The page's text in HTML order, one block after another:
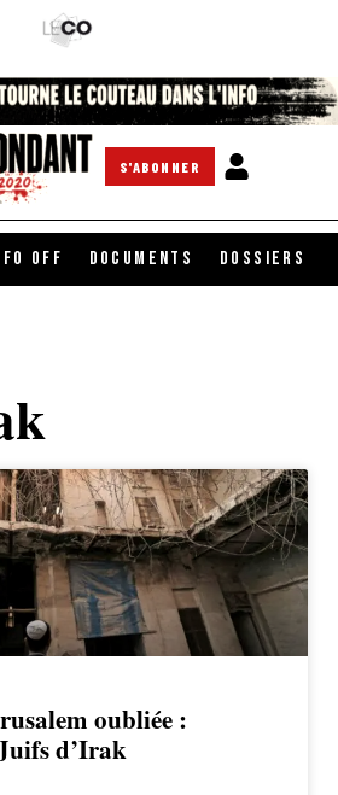
S'ABONNER
OFF DOCUMENTS DOSSIERS
oubliée :
d’Irak